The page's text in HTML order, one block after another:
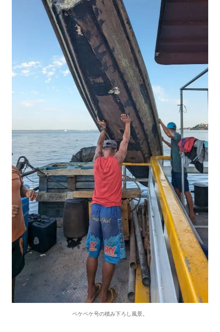
ペケペケ号の積み下ろし風景。